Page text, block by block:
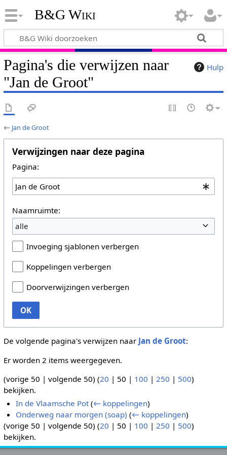
B&G Wiki
Hulp
Pagina's die verwijzen naar
"Jan de Groot"
← Jan de Groot
Verwijzingen naar deze pagina
Pagina:
Naamruimte:
alle
Invoeging sjablonen verbergen
Koppelingen verbergen
Doorverwijzingen verbergen
OK
De volgende pagina's verwijzen naar Jan de Groot:
Er worden 2 items weergegeven.
(vorige 50 | volgende 50) (20 | 50 | 100 | 250 | 500)
bekijken.
In de Vlaamsche Pot (← koppelingen)
Onderweg naar morgen (soap) (← koppelingen)
(vorige 50 | volgende 50) (20 | 50 | 100 | 250 | 500)
bekijken.